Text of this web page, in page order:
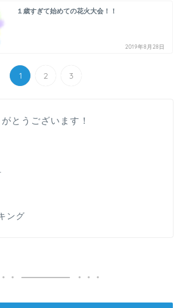
１歳すぎて始めての花火大会！！
2019年8月28日
1 2 3
とうございます！
ング